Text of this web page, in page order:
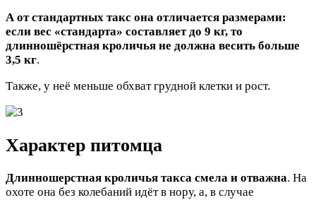
А от стандартных такс она отличается размерами:
если вес «стандарта» составляет до 9 кг, то
длинношёрстная кроличья не должна весить больше
3,5 кг.
Также, у неё меньше обхват грудной клетки и рост.
Характер питомца
Длинношерстная кроличья такса смела и отважна. На
охоте она без колебаний идёт в нору, а, в случае